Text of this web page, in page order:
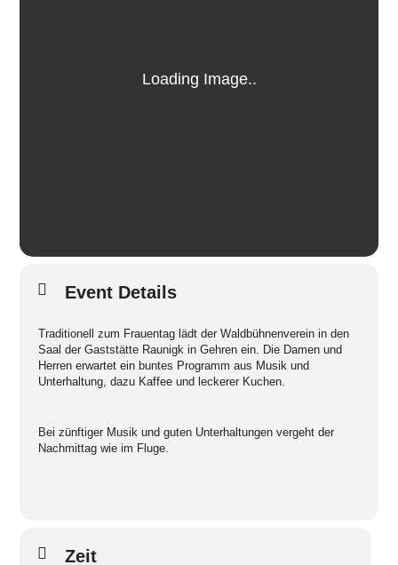
Event Details
Traditionell zum Frauentag lädt der Waldbühnenverein in den
Saal der Gaststätte Raunigk in Gehren ein. Die Damen und
Herren erwartet ein buntes Programm aus Musik und
Unterhaltung, dazu Kaffee und leckerer Kuchen.
Bei zünftiger Musik und guten Unterhaltungen vergeht der
Nachmittag wie im Fluge.
Zeit